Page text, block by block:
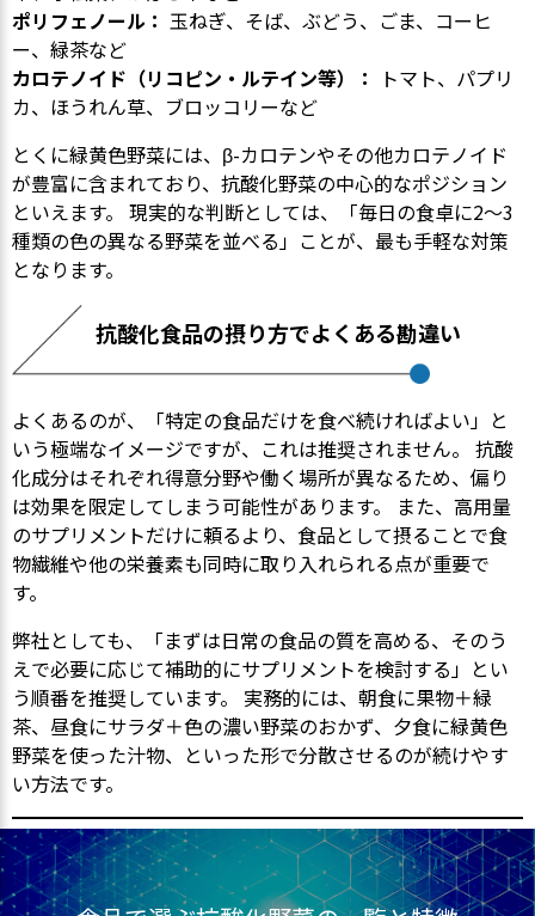
ポリフェノール： 玉ねぎ、そば、ぶどう、ごま、コーヒ
ー、緑茶など
カロテノイド（リコピン・ルテイン等）：
トマト、パプリ
カ、ほうれん草、ブロッコリーなど
とくに緑黄色野菜には、β-カロテンやその他カロテノイド
が豊富に含まれており、抗酸化野菜の中心的なポジション
といえます。 現実的な判断としては、「毎日の食卓に2〜3
種類の色の異なる野菜を並べる」ことが、最も手軽な対策
となります。
抗酸化食品の摂り方でよくある勘違い
よくあるのが、「特定の食品だけを食べ続ければよい」と
いう極端なイメージですが、これは推奨されません。 抗酸
化成分はそれぞれ得意分野や働く場所が異なるため、偏り
は効果を限定してしまう可能性があります。 また、高用量
のサプリメントだけに頼るより、食品として摂ることで食
物繊維や他の栄養素も同時に取り入れられる点が重要で
す。
弊社としても、「まずは日常の食品の質を高める、そのう
えで必要に応じて補助的にサプリメントを検討する」とい
う順番を推奨しています。 実務的には、朝食に果物＋緑
茶、昼食にサラダ＋色の濃い野菜のおかず、夕食に緑黄色
野菜を使った汁物、といった形で分散させるのが続けやす
い方法です。